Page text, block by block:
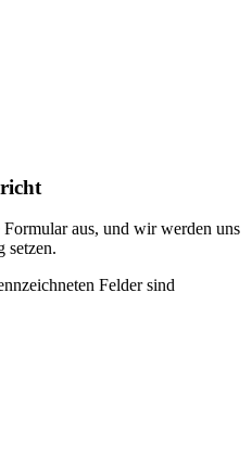
aus, und wir werden uns
setzen.
Felder sind